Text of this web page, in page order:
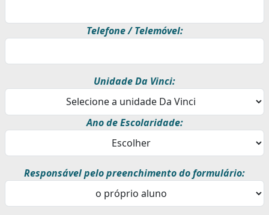
Telefone / Telemóvel:
Unidade Da Vinci:
Ano de Escolaridade:
Responsável pelo preenchimento do formulário: